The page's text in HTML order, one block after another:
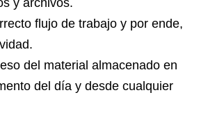
y archivos.
flujo de trabajo y por ende,
del material almacenado en
del día y desde cualquier